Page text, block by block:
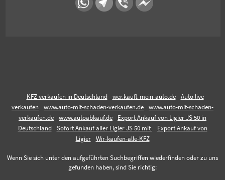
KFZ verkaufen in Deutschland wer.kauft-mein-auto.de
Auto live
verkaufen
www.auto-mit-schaden-verkaufen.de
www.auto-mit-schaden-
verkaufen.de
www.autoabkauf.de
Export Ankauf von Ligier JS 50 in
Deutschland
Sofort Ankauf aller Ligier JS 50 mit
Export Ankauf von
Ligier
Wir-kaufen-alle-KFZ
Wenn Sie sich unter den aufgeführten Suchbegriffen wiederfinden oder zu uns
gefunden haben, sind Sie richtig: